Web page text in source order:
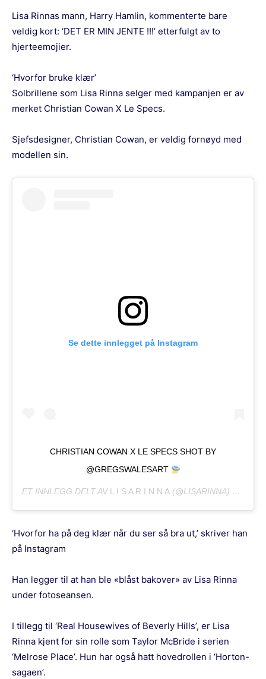
Lisa Rinnas mann, Harry Hamlin, kommenterte bare
veldig kort: ‘DET ER MIN JENTE !!!’ etterfulgt av to
hjerteemojier.
‘Hvorfor bruke klær’
Solbrillene som Lisa Rinna selger med kampanjen er av
merket Christian Cowan X Le Specs.
Sjefsdesigner, Christian Cowan, er veldig fornøyd med
modellen sin.
Se dette innlegget på Instagram
CHRISTIAN COWAN X LE SPECS SHOT BY
@GREGSWALESART
ET INNLEGG DELT AV L I S A R I N N A (@LISARINNA) JUNI
‘Hvorfor ha på deg klær når du ser så bra ut,’ skriver han
på Instagram
Han legger til at han ble «blåst bakover» av Lisa Rinna
under fotoseansen.
I tillegg til ‘Real Housewives of Beverly Hills’, er Lisa
Rinna kjent for sin rolle som Taylor McBride i serien
‘Melrose Place’. Hun har også hatt hovedrollen i ‘Horton-
sagaen’.